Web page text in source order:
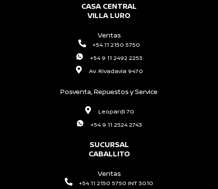
CASA CENTRAL
VILLA LURO
Ventas
+54 11 2150 5750
+54 9 11 2492 2253
Av. Rivadavia 9470
Posventa, Repuestos y Service
Leopardi 70
+54 9 11 2524 2743
SUCURSAL
CABALLITO
Ventas
+54 11 2150 5750 INT 3010